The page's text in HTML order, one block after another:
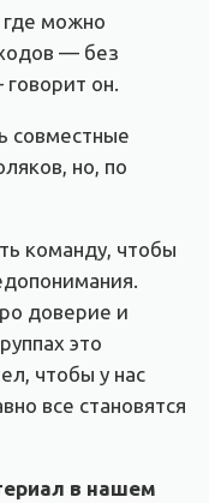
где можно
— без
он.
совместные
но, по
команду, чтобы
доверие и
это
чтобы у нас
все становятся
в нашем